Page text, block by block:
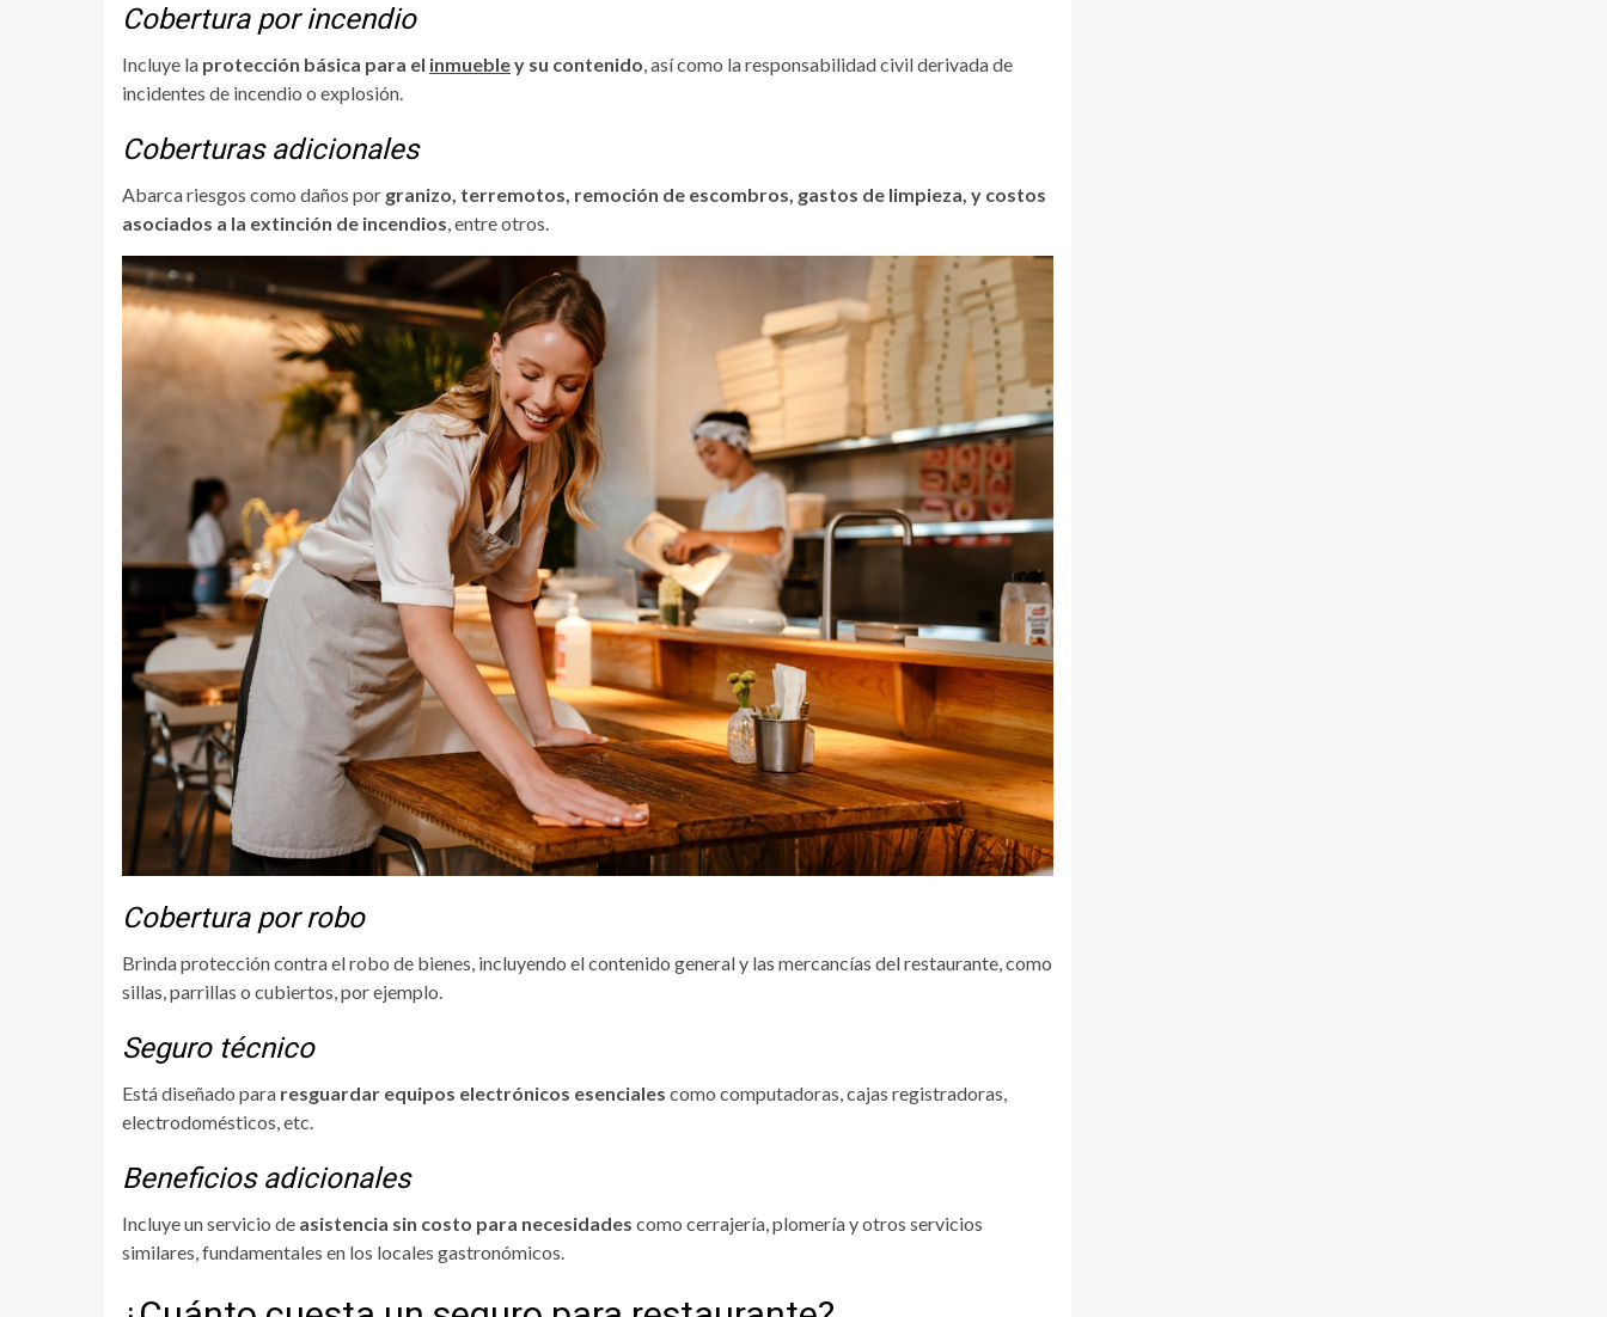
Cobertura por incendio
Incluye la protección básica para el inmuebley su contenido , así como la responsabilidad civil derivada de
incidentes de incendio o explosión.
Coberturas adicionales
Abarca riesgos como daños por granizo, terremotos, remoción de escombros, gastos de limpieza, y costos
asociados a la extinción de incendios , entre otros.
Cobertura por robo
Brinda protección contra el robo de bienes, incluyendo el contenido general y las mercancías del restaurante, como
sillas, parrillas o cubiertos, por ejemplo.
Seguro técnico
Está diseñado para resguardar equipos electrónicos esenciales como computadoras, cajas registradoras,
electrodomésticos, etc.
Beneficios adicionales
Incluye un servicio de asistencia sin costo para necesidades como cerrajería, plomería y otros servicios
similares, fundamentales en los locales gastronómicos.